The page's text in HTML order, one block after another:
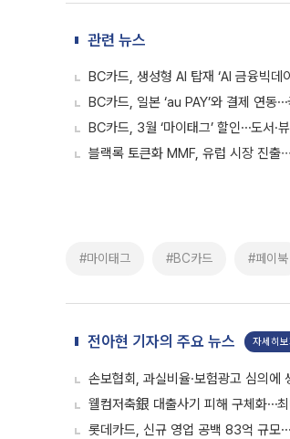
관련 뉴스
BC카드, 생성형 AI 탑재 ‘AI 금융빅데
BC카드, 일본 ‘au PAY’와 결제 연동
BC카드, 3월 ‘마이태그’ 할인⋯도서·
블랙록 토큰화 MMF, 유럽 시장 진출
#마이태그 #BC카드 #페이북
전아현 기자의 주요 뉴스 자세히보
손보협회, 과실비율·보험광고 심의에
웰컴저축銀 대출사기 피해 구체화⋯
롯데카드, 신규 영업 공백 83억 규모